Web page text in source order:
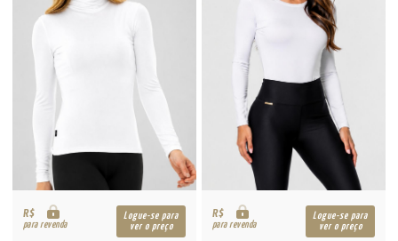
R$
para revenda
Logue-se para
ver o preço
R$
para revenda
Logue-se para
ver o preço